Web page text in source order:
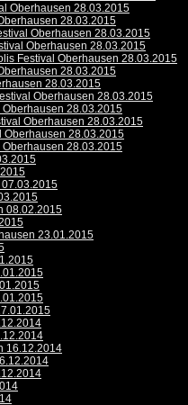
Oberhausen 28.03.2015
28.03.2015
Oberhausen 28.03.2015
Oberhausen 28.03.2015
Festival Oberhausen 28.03.2015
28.03.2015
28.03.2015
Oberhausen 28.03.2015
Oberhausen 28.03.2015
Oberhausen 28.03.2015
Oberhausen 28.03.2015
28.03.2015
07.03.2015
08.02.2015
23.01.2015
16.12.2014